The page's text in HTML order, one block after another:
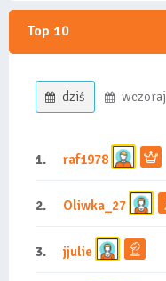
Top 10
dziś wczoraj
1. raf1978
2. Oliwka_27
3. jjulie